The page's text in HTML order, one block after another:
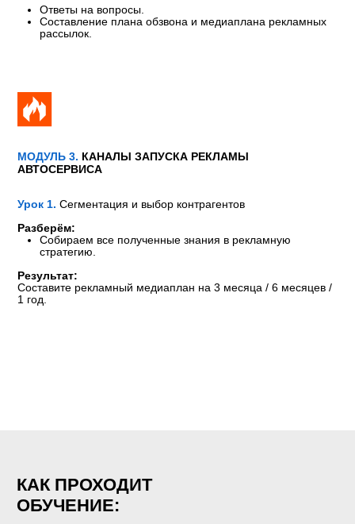
Онлайн-формат, подходящий даже для самого
занятого человека
«ПРОБНЫЙ»
Готовый анализ автосервиса
Промо-доступ на 7 дней
+
Готовая стратегия продвижения
Как найти клиентов в автосервис
+